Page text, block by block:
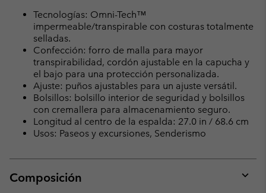
Tecnologías: Omni-Tech™
impermeable/transpirable con costuras totalmente
selladas.
Confección: forro de malla para mayor
transpirabilidad, cordón ajustable en la capucha y
el bajo para una protección personalizada.
Ajuste: puños ajustables para un ajuste versátil.
Bolsillos: bolsillo interior de seguridad y bolsillos
con cremallera para almacenamiento seguro.
Longitud al centro de la espalda: 27.0 in / 68.6 cm
Usos: Paseos y excursiones, Senderismo
Composición